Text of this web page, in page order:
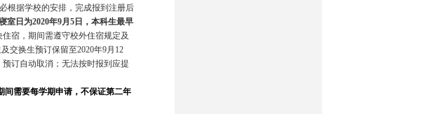
根据学校的安排，完成报到注册后
室日为2020年9月5日，本科生最早
宿，期间需遵守校外住宿规定及
交换生预订保留至2020年9月12
订自动取消；无法按时报到应提
间需要每学期申请，不保证第二年